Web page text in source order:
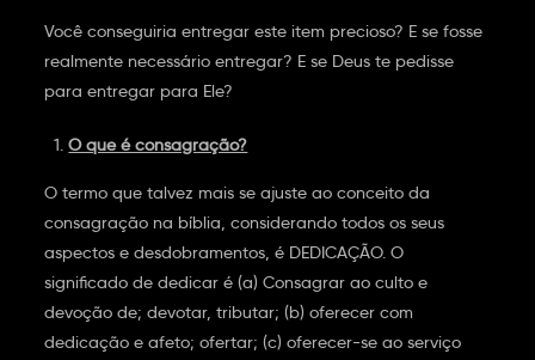
Você conseguiria entregar este item precioso? E se fosse
realmente necessário entregar? E se Deus te pedisse
para entregar para Ele?
O que é consagração?
O termo que talvez mais se ajuste ao conceito da
consagração na bíblia, considerando todos os seus
aspectos e desdobramentos, é DEDICAÇÃO. O
significado de dedicar é (a) Consagrar ao culto e
devoção de; devotar, tributar; (b) oferecer com
dedicação e afeto; ofertar; (c) oferecer-se ao serviço